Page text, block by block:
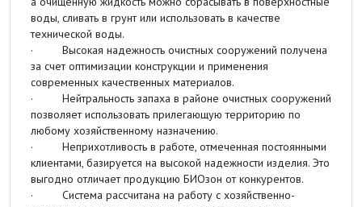
воды, сливать в грунт или использовать в качестве
технической воды.
· Высокая надежность очистных сооружений получена
за счет оптимизации конструкции и применения
современных качественных материалов.
· Нейтральность запаха в районе очистных сооружений
позволяет использовать прилегающую территорию по
любому хозяйственному назначению.
· Неприхотливость в работе, отмеченная постоянными
клиентами, базируется на высокой надежности изделия. Это
выгодно отличает продукцию БИОзон от конкурентов.
· Система рассчитана на работу с хозяйственно-